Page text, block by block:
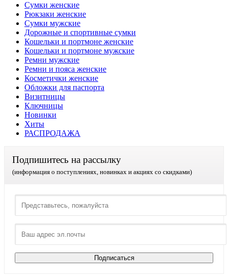
Сумки женские
Рюкзаки женские
Сумки мужские
Дорожные и спортивные сумки
Кошельки и портмоне женские
Кошельки и портмоне мужские
Ремни мужские
Ремни и пояса женские
Косметички женские
Обложки для паспорта
Визитницы
Ключницы
Новинки
Хиты
РАСПРОДАЖА
Подпишитесь на рассылку
(информация о поступлениях, новинках и акциях со скидками)